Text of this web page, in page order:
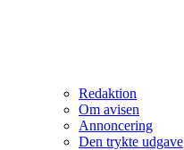
Redaktion
Om avisen
Annoncering
Den trykte udgave